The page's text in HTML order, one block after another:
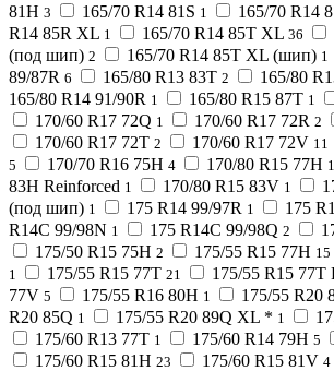
81H 3 165/70 R14 81S 1 165/70 R14
R14 85R XL 1 165/70 R14 85T XL 36
(под шип) 2 165/70 R14 85T XL (шип) 1
89/87R 6 165/80 R13 83T 2 165/80
165/80 R14 91/90R 1 165/80 R15 87T 1
170/60 R17 72Q 1 170/60 R17 72R 2
170/60 R17 72T 2 170/60 R17 72V 11
5 170/70 R16 75H 4 170/80 R15 77H
83H Reinforced 1 170/80 R15 83V 1
(под шип) 1 175 R14 99/97R 1 175
R14C 99/98N 1 175 R14C 99/98Q 2
175/50 R15 75H 2 175/55 R15 77H 15
1 175/55 R15 77T 21 175/55 R15 77T
77V 5 175/55 R16 80H 1 175/55 R20
R20 85Q 1 175/55 R20 89Q XL * 1
175/60 R13 77T 1 175/60 R14 79H 5
175/60 R15 81H 23 175/60 R15 81V 4